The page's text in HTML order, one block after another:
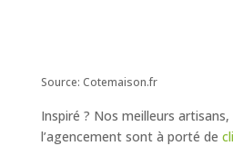
Source: Cotemaison.fr
Inspiré ? Nos meilleurs
l’agencement sont à porté de